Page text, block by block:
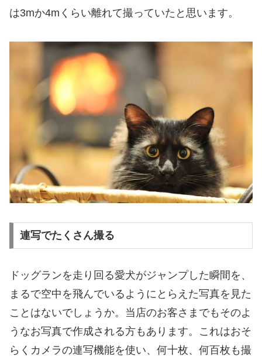
は3mか4mくらい離れて撮っていたと思います。
連写でたくさん撮る
ドッグランを走り回る愛犬がジャンプした瞬間を、
まるで空中を飛んでいるようにとらえた写真を見た
ことはないでしょうか。当店のお客さまでもそのよ
うなお写真で作成される方もあります。これはおそ
らくカメラの連写機能を使い、何十枚、何百枚も撮